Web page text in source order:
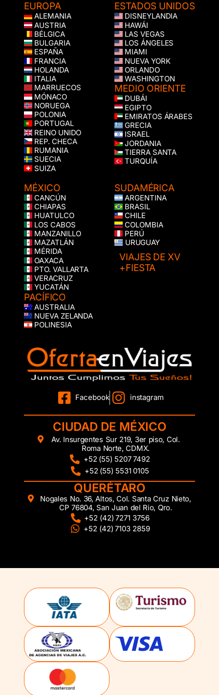
EUROPA
ALEMANIA
AUSTRIA
BÉLGICA
BULGARIA
ESPAÑA
FRANCIA
HOLANDA
ITALIA
MARRUECOS
MÓNACO
NORUEGA
POLONIA
PORTUGAL
REINO UNIDO
REP. CHECA
RUMANIA
SUECIA
SUIZA
ESTADOS UNIDOS
DISNEYLANDIA
HAWÁI
LAS VEGAS
LOS ÁNGELES
MIAMI
NUEVA YORK
ORLANDO
WASHINGTON
MEDIO ORIENTE
DUBÁI
EGIPTO
EMIRATOS ÁRABES
GRECIA
ISRAEL
JORDANIA
TIERRA SANTA
TURQUÍA
MÉXICO
CANCÚN
CHIAPAS
HUATULCO
LOS CABOS
MANZANILLO
MAZATLÁN
MÉRIDA
OAXACA
PTO. VALLARTA
VERACRUZ
YUCATÁN
PACÍFICO
AUSTRALIA
NUEVA ZELANDA
POLINESIA
SUDAMÉRICA
ARGENTINA
BRASIL
CHILE
COLOMBIA
PERÚ
URUGUAY
VIAJES DE XV
+FIESTA
Facebook instagram
CIUDAD DE MÉXICO
Av. Insurgentes Sur 219, 3er piso, Col.
Roma Norte, CDMX.
+52 (55) 5207 7492
+52 (55) 5531 0105
QUERÉTARO
Nogales No. 36, Altos, Col. Santa Cruz Nieto,
CP 76804, San Juan del Rio, Qro.
+52 (42) 7271 3756
+52 (42) 7103 2859